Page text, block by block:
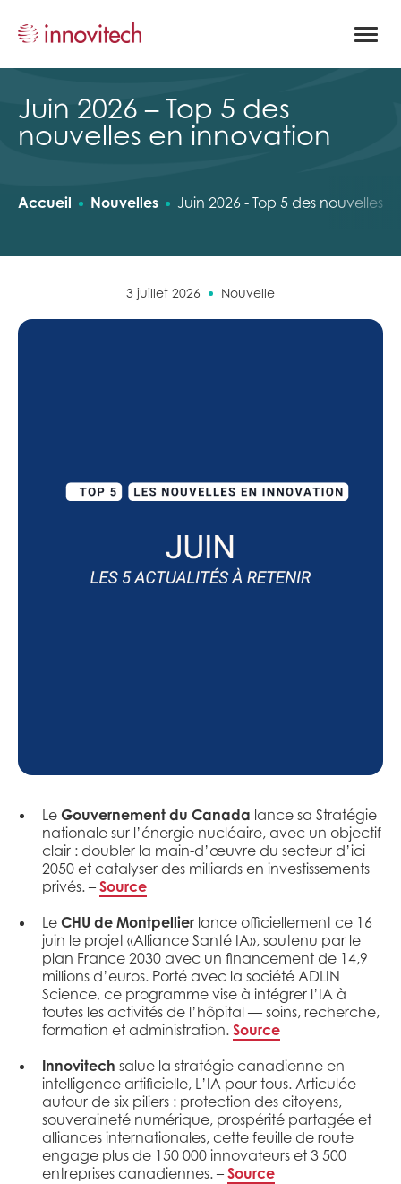
la
site
Juin 2026 – Top 5 des
nouvelles en innovation
Accueil Nouvelles Juin 2026 - Top 5 des nouvelles
3 juillet 2026 Nouvelle
LeGouvernement du Canada lance sa Stratégie
nationale sur l’énergie nucléaire, avec un objectif
clair : doubler la main-d’œuvre du secteur d’ici
2050 et catalyser des milliards en investissements
privés. –Source
LeCHU de Montpellier lance officiellement ce 16
juin le projet «Alliance Santé IA», soutenu par le
plan France 2030 avec un financement de 14,9
millions d’euros. Porté avec la société ADLIN
Science, ce programme vise à intégrer l’IA à
toutes les activités de l’hôpital — soins, recherche,
formation et administration.Source
Innovitech salue la stratégie canadienne en
intelligence artificielle, L’IA pour tous. Articulée
autour de six piliers : protection des citoyens,
souveraineté numérique, prospérité partagée et
alliances internationales, cette feuille de route
engage plus de 150 000 innovateurs et 3 500
entreprises canadiennes. –Source